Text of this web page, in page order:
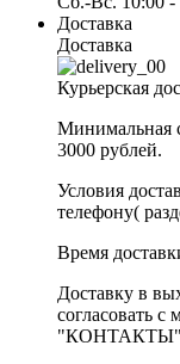
Доставка
Доставка
Курьерская
Минимальная
3000 рублей.
Условия
телефону(
Время
Доставку в
согласовать с